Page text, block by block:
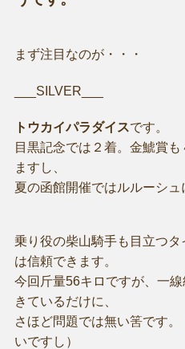
まず注目なのが・・・
___SILVER___
トウカイパラダイスです。
目黒記念では２着。金鯱賞
ますし、
夏の函館開催ではルルーシュ
乗り役の柴山騎手も目立つ
は信頼できます。
今回斤量56キロですが、一
きているだけに、
さほど問題では無い筈です
いですし）